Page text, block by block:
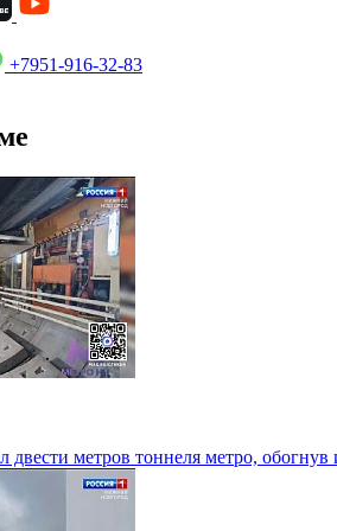
+7951-916-32-83
метров тоннеля метро,